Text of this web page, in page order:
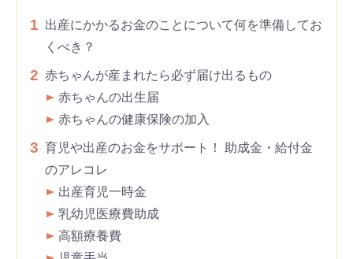
1 出産にかかるお金のことについて何を準備してお
くべき？
2 赤ちゃんが産まれたら必ず届け出るもの
赤ちゃんの出生届
赤ちゃんの健康保険の加入
3 育児や出産のお金をサポート！ 助成金・給付金
のアレコレ
出産育児一時金
乳幼児医療費助成
高額療養費